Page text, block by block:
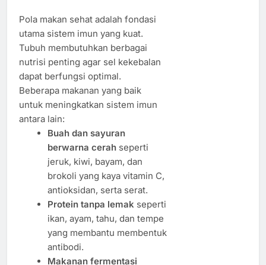
Pola makan sehat adalah fondasi
utama sistem imun yang kuat.
Tubuh membutuhkan berbagai
nutrisi penting agar sel kekebalan
dapat berfungsi optimal.
Beberapa makanan yang baik
untuk meningkatkan sistem imun
antara lain:
Buah dan sayuran
berwarna cerahseperti
jeruk, kiwi, bayam, dan
brokoli yang kaya vitamin C,
antioksidan, serta serat.
Protein tanpa lemak seperti
ikan, ayam, tahu, dan tempe
yang membantu membentuk
antibodi.
Makanan fermentasi